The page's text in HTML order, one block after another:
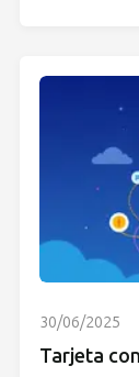
30/06/2025
Tarjeta